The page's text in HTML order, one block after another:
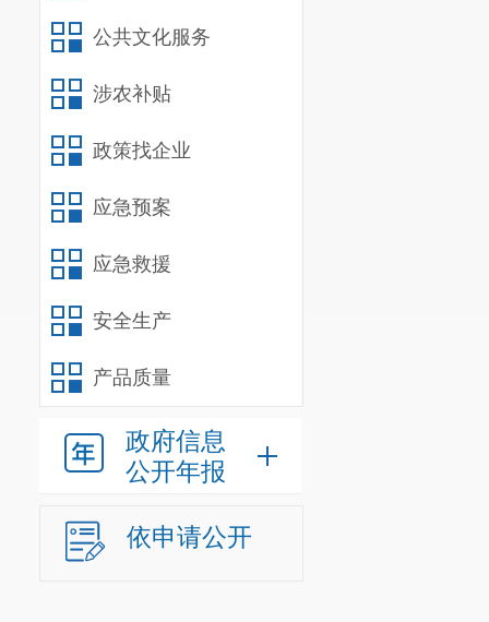
公共文化服务
涉农补贴
政策找企业
应急预案
应急救援
安全生产
产品质量
政府信息
公开年报
依申请公开